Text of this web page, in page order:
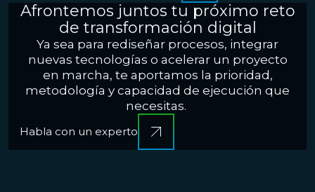
Afrontemos juntos tu próximo reto
de transformación digital
Ya sea para rediseñar procesos, integrar
nuevas tecnologías o acelerar un proyecto
en marcha, te aportamos la prioridad,
metodología y capacidad de ejecución que
necesitas.
Habla con un experto